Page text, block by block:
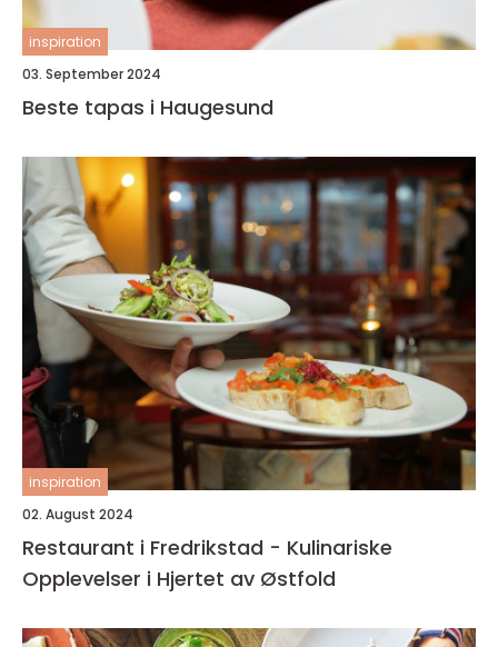
inspiration
03. September 2024
Beste tapas i Haugesund
inspiration
02. August 2024
Restaurant i Fredrikstad - Kulinariske
Opplevelser i Hjertet av Østfold